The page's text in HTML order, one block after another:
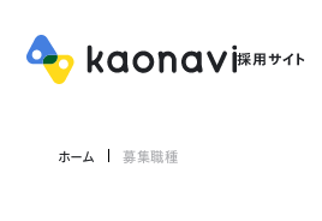
ホーム 募集職種